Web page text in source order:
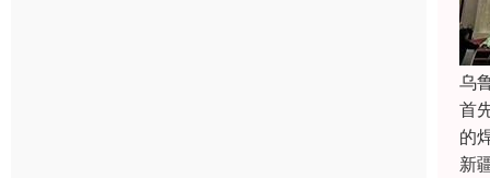
乌
首
的
新